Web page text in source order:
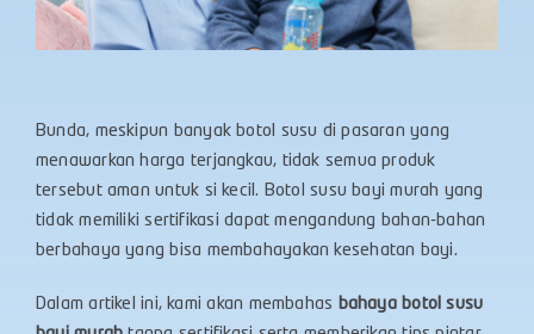
Bunda, meskipun banyak botol susu di pasaran yang
menawarkan harga terjangkau, tidak semua produk
tersebut aman untuk si kecil. Botol susu bayi murah yang
tidak memiliki sertifikasi dapat mengandung bahan-bahan
berbahaya yang bisa membahayakan kesehatan bayi.
Dalam artikel ini, kami akan membahas bahaya botol susu